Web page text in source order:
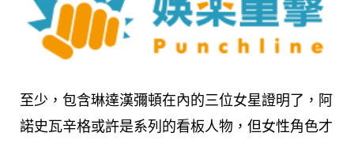
至少，包含琳達漢彌頓在內的三位女星證明了，阿
諾史瓦辛格或許是系列的看板人物，但女性角色才